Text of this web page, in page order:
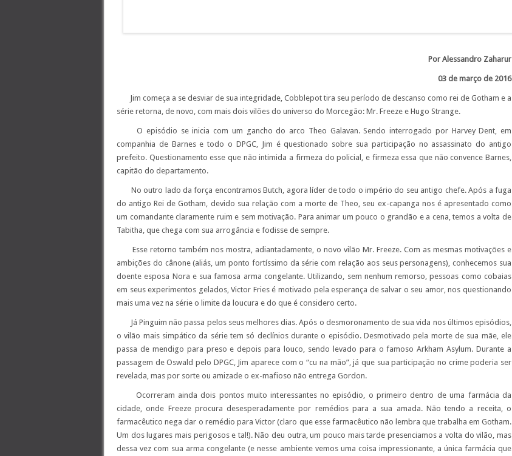
Por Alessandro Zaharur
03 de março de 2016
Jim começa a se desviar de sua integridade, Cobblepot tira seu período de descanso como rei de Gotham e a
série retorna, de novo, com mais dois vilões do universo do Morcegão: Mr. Freeze e Hugo Strange.
O episódio se inicia com um gancho do arco Theo Galavan. Sendo interrogado por Harvey Dent, em
companhia de Barnes e todo o DPGC, Jim é questionado sobre sua participação no assassinato do antigo
prefeito. Questionamento esse que não intimida a firmeza do policial, e firmeza essa que não convence Barnes,
capitão do departamento.
No outro lado da força encontramos Butch, agora líder de todo o império do seu antigo chefe. Após a fuga
do antigo Rei de Gotham, devido sua relação com a morte de Theo, seu ex-capanga nos é apresentado como
um comandante claramente ruim e sem motivação. Para animar um pouco o grandão e a cena, temos a volta de
Tabitha, que chega com sua arrogância e fodisse de sempre.
Esse retorno também nos mostra, adiantadamente, o novo vilão Mr. Freeze. Com as mesmas motivações e
ambições do cânone (aliás, um ponto fortíssimo da série com relação aos seus personagens), conhecemos sua
doente esposa Nora e sua famosa arma congelante. Utilizando, sem nenhum remorso, pessoas como cobaias
em seus experimentos gelados, Victor Fries é motivado pela esperança de salvar o seu amor, nos questionando
mais uma vez na série o limite da loucura e do que é considero certo.
Já Pinguim não passa pelos seus melhores dias. Após o desmoronamento de sua vida nos últimos episódios,
o vilão mais simpático da série tem só declínios durante o episódio. Desmotivado pela morte de sua mãe, ele
passa de mendigo para preso e depois para louco, sendo levado para o famoso Arkham Asylum. Durante a
passagem de Oswald pelo DPGC, Jim aparece com o “cu na mão”, já que sua participação no crime poderia ser
revelada, mas por sorte ou amizade o ex-mafioso não entrega Gordon.
Ocorreram ainda dois pontos muito interessantes no episódio, o primeiro dentro de uma farmácia da
cidade, onde Freeze procura desesperadamente por remédios para a sua amada. Não tendo a receita, o
farmacêutico nega dar o remédio para Victor (claro que esse farmacêutico não lembra que trabalha em Gotham.
Um dos lugares mais perigosos e tal!). Não deu outra, um pouco mais tarde presenciamos a volta do vilão, mas
dessa vez com sua arma congelante (e nesse ambiente vemos uma coisa impressionante, a única farmácia que